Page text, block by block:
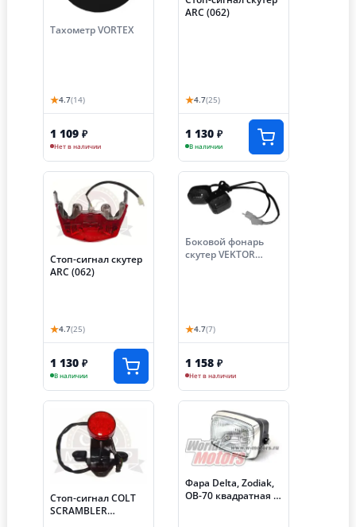
Тахометр VORTEX
★4.7(14)
1 109 ₽
Нет в наличии
ARC (062)
★4.7(25)
1 130 ₽
В наличии
Стоп-сигнал скутер
ARC (062)
★4.7(25)
1 130 ₽
В наличии
Боковой фонарь
скутер VEKTOR
★4.7(7)
1 158 ₽
Нет в наличии
Стоп-сигнал COLT
SCRAMBLER
Фара Delta, Zodiak,
ОВ-70 квадратная в